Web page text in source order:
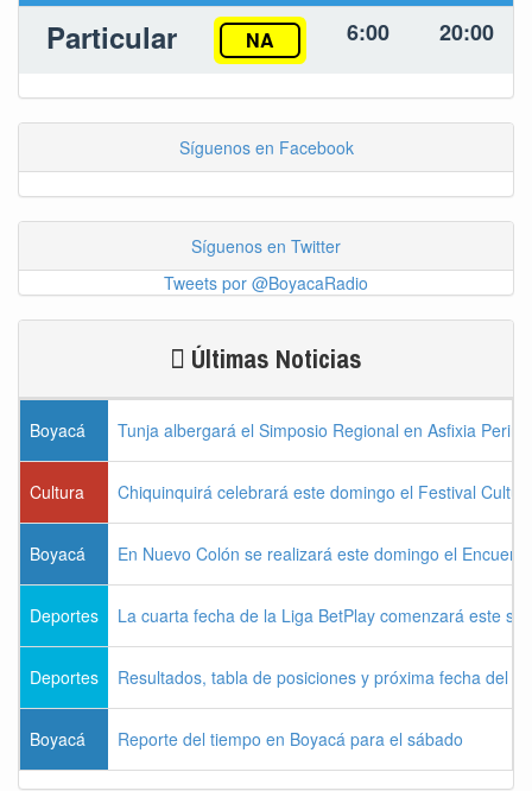
Particular NA 6:00 20:00
Síguenos en Facebook
Síguenos en Twitter
Tweets por @BoyacaRadio
Últimas Noticias
Boyacá Tunja albergará el Simposio Regional en Asfixia
Cultura Chiquinquirá celebrará este domingo el Festival
Boyacá En Nuevo Colón se realizará este domingo el
Deportes La cuarta fecha de la Liga BetPlay comenzará este
Deportes Resultados, tabla de posiciones y próxima fecha del
Boyacá Reporte del tiempo en Boyacá para el sábado